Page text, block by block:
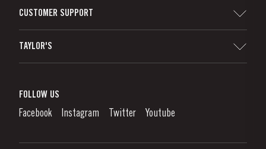
CUSTOMER SUPPORT
Denunciation Platform
Links
TAYLOR'S
¿Qué Es El Vino De Oporto?
Disfrutando el Vino de Oporto
FOLLOW US
Facebook Instagram Twitter Youtube